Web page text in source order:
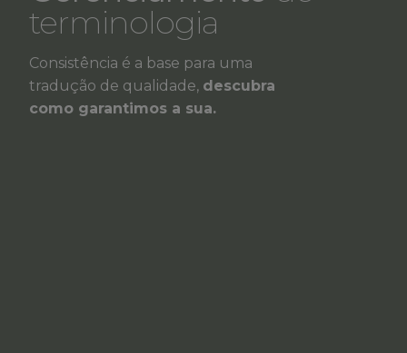
terminologia
Consistência é a base para uma
tradução de qualidade, descubra
como garantimos a sua.